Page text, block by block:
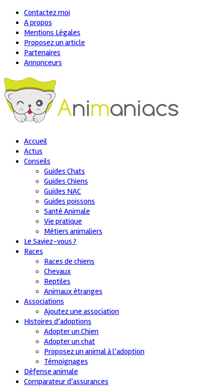
Contactez moi
A propos
Mentions Légales
Proposez un article
Partenaires
Annonceurs
Accueil
Actus
Conseils
Guides Chats
Guides Chiens
Guides NAC
Guides poissons
Santé Animale
Vie pratique
Métiers animaliers
Le Saviez-vous ?
Races
Races de chiens
Chevaux
Reptiles
Animaux étranges
Associations
Ajoutez une association
Histoires d’adoptions
Adopter un Chien
Adopter un chat
Proposez un animal à l’adoption
Témoignages
Défense animale
Comparateur d’assurances